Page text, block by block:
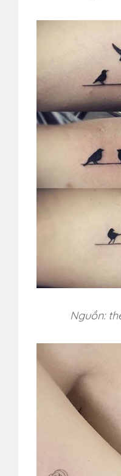
Nguồn: